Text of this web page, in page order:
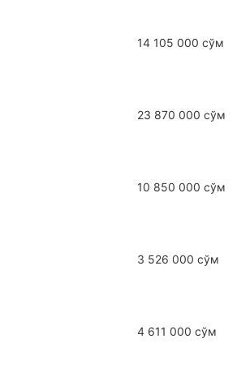
14 105 000 сўм
23 870 000 сўм
10 850 000 сўм
3 526 000 сўм
4 611 000 сўм